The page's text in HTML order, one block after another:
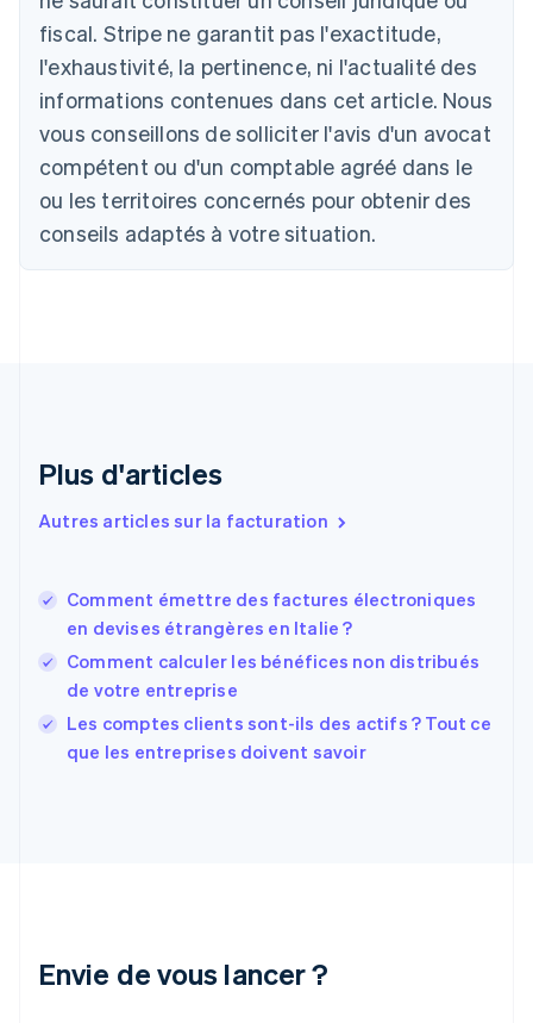
fiscal. Stripe ne garantit pas l'exactitude,
l'exhaustivité, la pertinence, ni l'actualité des
informations contenues dans cet article. Nous
vous conseillons de solliciter l'avis d'un avocat
compétent ou d'un comptable agréé dans le
ou les territoires concernés pour obtenir des
conseils adaptés à votre situation.
Plus d'articles
Autres articles sur la facturation
Comment émettre des factures électroniques
en devises étrangères en Italie ?
Comment calculer les bénéfices non distribués
de votre entreprise
Les comptes clients sont-ils des actifs ? Tout ce
que les entreprises doivent savoir
Envie de vous lancer ?
Nederlands FrançaisDeutsch English
Brésil
PortuguêsEnglish
English
Canada
English Français
Chine continentale
简体中文English
Chypre
Croatie
Estonie
États-Unis
EnglishSvenska
France
Gibraltar
English
Grèce
Hongrie
日本語 English